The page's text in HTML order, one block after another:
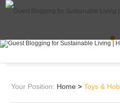
Your Position: Home> Toys &